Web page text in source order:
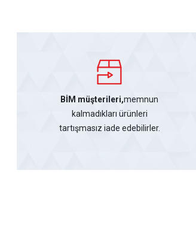
BİM müşterileri,memnun
kalmadıkları ürünleri
tartışmasız iade edebilirler.